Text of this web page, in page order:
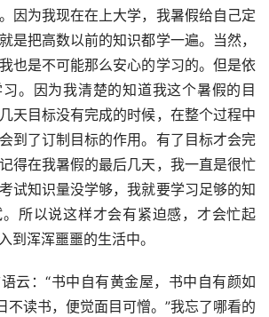
因为我现在在上大学，我暑假给自己定
是把高数以前的知识都学一遍。当然，
也是不可能那么安心的学习的。但是依
。因为我清楚的知道我这个暑假的目
天目标没有完成的时候，在整个过程中
到了订制目标的作用。有了目标才会完
得在我暑假的最后几天，我一直是很忙
试知识量没学够，我就要学习足够的知
所以说这样才会有紧迫感，才会忙起
到浑浑噩噩的生活中。
云：“书中自有黄金屋，书中自有颜如
不读书，便觉面目可憎。”我忘了哪看的